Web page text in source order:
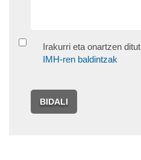
Irakurri eta onartzen ditut
IMH-ren baldintzak
BIDALI